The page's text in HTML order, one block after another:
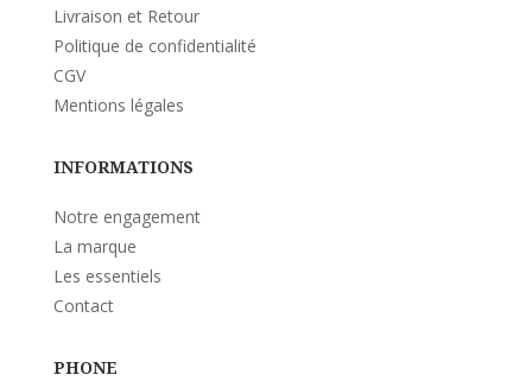
Livraison et Retour
Politique de confidentialité
CGV
Mentions légales
INFORMATIONS
Notre engagement
La marque
Les essentiels
Contact
PHONE